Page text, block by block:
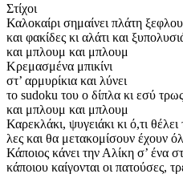
Στίχοι
Καλοκαίρι σημαίνει πλάτη
και φακίδες κι αλάτι και
και μπλουμ και μπλουμ
Κρεμασμένα μπικίνι
στ’ αρμυρίκια και λύνει
το sudoku του ο δίπλα κι εσύ
και μπλουμ και μπλουμ
Καρεκλάκι, ψυγειάκι κι ό,τι θέλει
λες και θα μετακομίσουν έχουν
Κάποιος κάνει την Αλίκη σ’ ένα
κάποιου καίγονται οι πατούσες,